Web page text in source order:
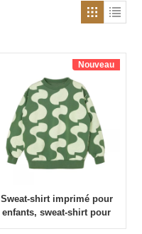
Nouveau
Sweat-shirt imprimé pour
enfants, sweat-shirt pour
bébés filles